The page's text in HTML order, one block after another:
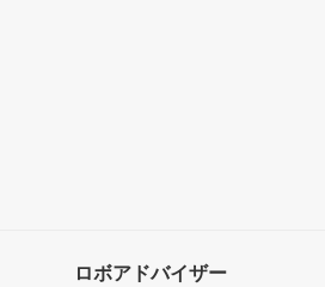
ロボアドバイザー